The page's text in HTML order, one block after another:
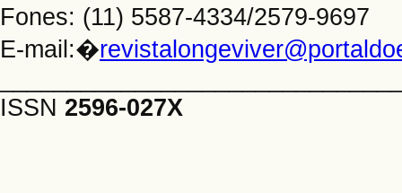
Fones: (11) 5587-4334/2579-9697
E-mail:�
ISSN 2596-027X